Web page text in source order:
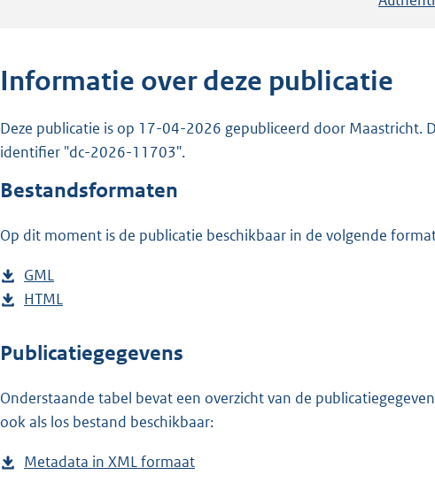
Informatie over deze publicatie
Deze publicatie is op 17-04-2026 gepubliceerd door Maastricht.
identifier "dc-2026-11703".
Bestandsformaten
Op dit moment is de publicatie beschikbaar in de volgende
D
o
n
o
a
p
GML
e
t
n
d
g
D
w
l
o
d
HTML
s
a
n
s
Publicatiegegevens
Onderstaande tabel bevat een overzicht van de
ook als los bestand beschikbaar:
Metadata in XML formaat